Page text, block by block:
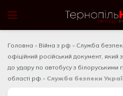
Головна » Війна з рф » Служба
офіційний російський документ, який
до удару по автобусу з білоруськими
області рф » Служба безпеки